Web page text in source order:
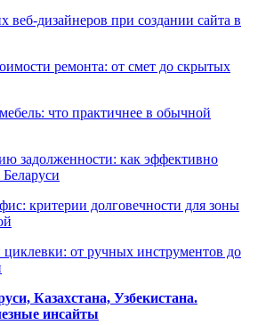
дизайнеров при создании сайта в
ремонта: от смет до скрытых
что практичнее в обычной
задолженности: как эффективно
критерии долговечности для зоны
от ручных инструментов до
Казахстана, Узбекистана.
инсайты